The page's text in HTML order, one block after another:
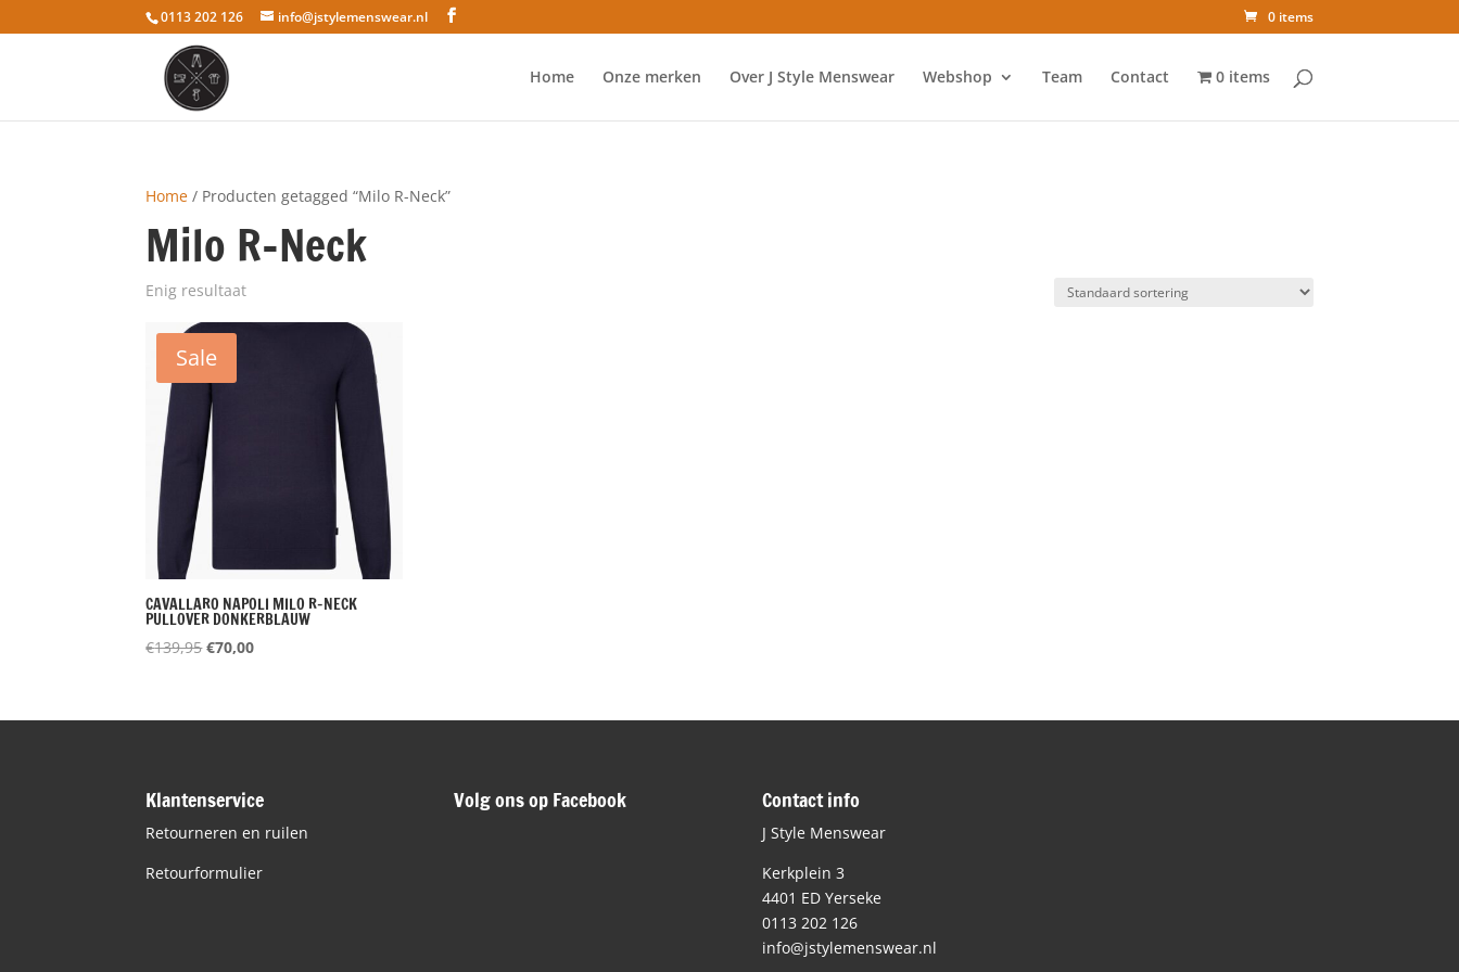
0113 202 126 info@jstylemenswear.nl 0 items
Home Onze merken Over J Style Menswear Webshop Team Contact 0 items
Home / Producten getagged “Milo R-Neck”
Milo R-Neck
Enig resultaat
Sale
CAVALLARO NAPOLI MILO R-NECK
PULLOVER DONKERBLAUW
€139,95Oorspronkelijke
€139,95.
€70,00Huidige
€70,00.
Klantenservice
Retourneren en ruilen
Retourformulier
Volg ons op Facebook Contact info
J Style Menswear
Kerkplein 3
4401 ED Yerseke
0113 202 126
info@jstylemenswear.nl